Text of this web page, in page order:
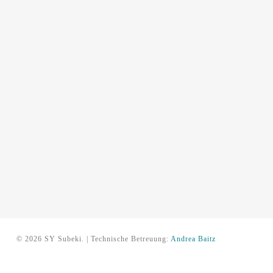
© 2026 SY Subeki. | Technische Betreuung: Andrea Baitz